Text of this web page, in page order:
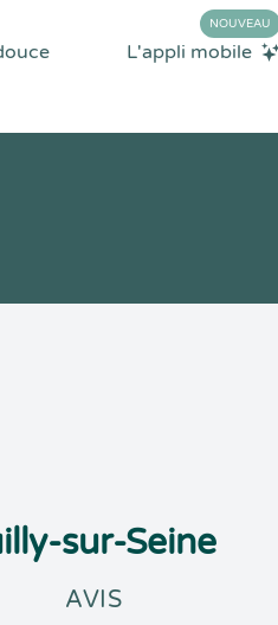
L'appli mobile
NOUVEAU
sur-Seine
AVIS